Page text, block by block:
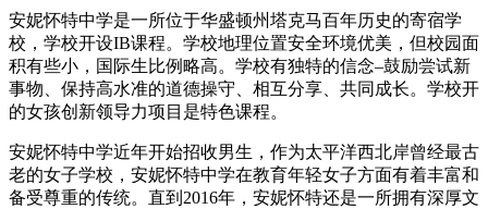
安妮怀特中学是一所位于华盛顿州塔克马百年历史的寄宿学
校，学校开设IB课程。学校地理位置安全环境优美，但校园面
积有些小，国际生比例略高。学校有独特的信念–鼓励尝试新
事物、保持高水准的道德操守、相互分享、共同成长。学校开
的女孩创新领导力项目是特色课程。
安妮怀特中学近年开始招收男生，作为太平洋西北岸曾经最古
老的女子学校，安妮怀特中学在教育年轻女子方面有着丰富和
备受尊重的传统。直到2016年，安妮怀特还是一所拥有深厚文